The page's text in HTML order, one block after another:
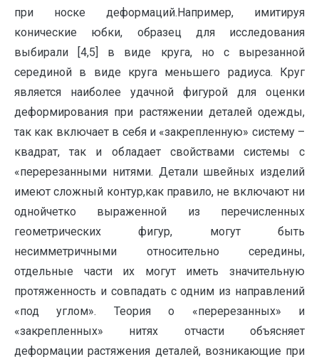
при носке деформаций.Например, имитируя
конические юбки, образец для исследования
выбирали [4,5] в виде круга, но с вырезанной
серединой в виде круга меньшего радиуса. Круг
является наиболее удачной фигурой для оценки
деформирования при растяжении деталей одежды,
так как включает в себя и «закрепленную» систему –
квадрат, так и обладает свойствами системы с
«перерезанными нитями. Детали швейных изделий
имеют сложный контур,как правило, не включают ни
однойчетко выраженной из перечисленных
геометрических фигур, могут быть
несимметричными относительно середины,
отдельные части их могут иметь значительную
протяженность и совпадать с одним из направлений
«под углом». Теория о «перерезанных» и
«закрепленных» нитях отчасти объясняет
деформации растяжения деталей, возникающие при